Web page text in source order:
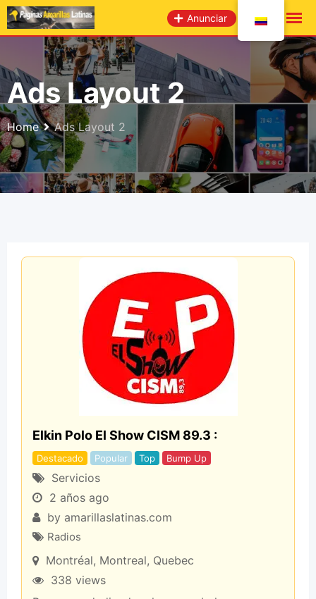
Anunciar
Ads Layout 2
Home Ads Layout 2
Elkin Polo El Show CISM 89.3 :
Destacado Popular Top Bump Up
Servicios
2 años ago
by amarillaslatinas.com
Radios
Montréal, Montreal, Quebec
338 views